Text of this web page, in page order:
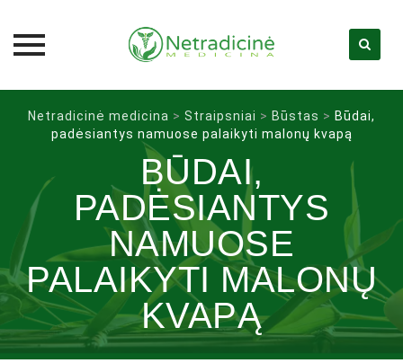
content
Netradicinė medicina > Straipsniai > Būstas > Būdai,
padėsiantys namuose palaikyti malonų kvapą
BŪDAI,
PADĖSIANTYS
NAMUOSE
PALAIKYTI MALONŲ
KVAPĄ